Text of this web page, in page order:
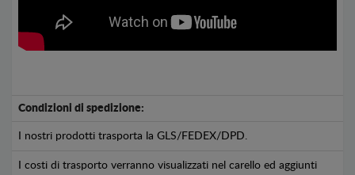
Condizioni di spedizione:
I nostri prodotti trasporta la GLS/FEDEX/DPD.
I costi di trasporto verranno visualizzati nel carello ed aggiunti